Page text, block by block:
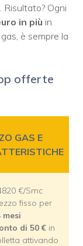
Ogni
in più in
è sempre la
offerte
GAS E
€/Smc
fisso per
mesi
di 50 € in
attivando